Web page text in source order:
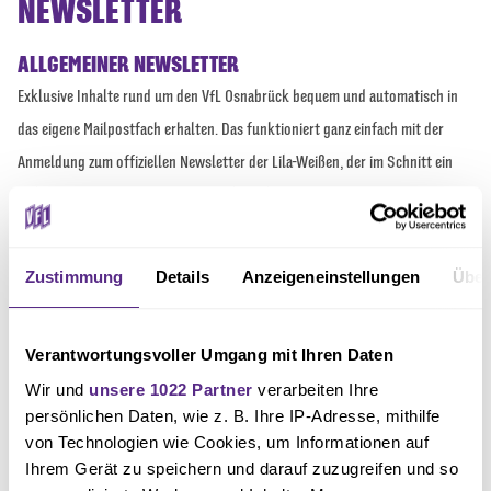
Zustimmung Details Anzeigeneinstellungen
Verantwortungsvoller Umgang mit Ihren Daten
Wir und unsere 1022 Partner verarbeiten Ihre
persönlichen Daten, wie z. B. Ihre IP-Adresse, mithilfe
von Technologien wie Cookies, um Informationen auf
Ihrem Gerät zu speichern und darauf zuzugreifen und so
NEWSLETTER
ALLGEMEINER NEWSLETTER
Exklusive Inhalte rund um den VfL Osnabrück bequem und automatisch in
das eigene Mailpostfach erhalten. Das funktioniert ganz einfach mit der
Anmeldung zum offiziellen Newsletter der Lila-Weißen, der im Schnitt ein
Spannende Themen rund um den VfL – von den Profis, übder den
Wichtige Ticketinformationen
und vieles mehr …